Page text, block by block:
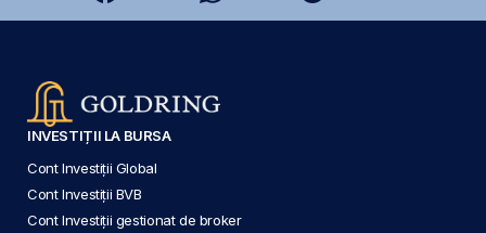
INVESTIȚII LA BURSA
Cont Investiții Global
Cont Investiții BVB
Cont Investiții gestionat de broker